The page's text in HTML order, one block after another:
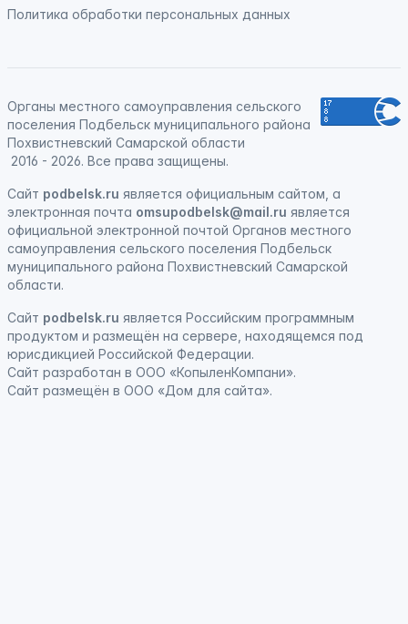
Политика обработки персональных данных
Органы местного самоуправления сельского
поселения Подбельск муниципального района
Похвистневский Самарской области
2016 - 2026. Все права защищены.
Сайт podbelsk.ru является официальным сайтом, а
электронная почта omsupodbelsk@mail.ru является
официальной электронной почтой Органов местного
самоуправления сельского поселения Подбельск
муниципального района Похвистневский Самарской
области.
Сайт podbelsk.ru является Российским программным
продуктом и размещён на сервере, находящемся под
юрисдикцией Российской Федерации.
Сайт разработан в ООО «КопыленКомпани».
Сайт размещён в ООО «Дом для сайта».